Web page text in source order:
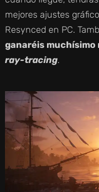
mejores ajustes
Resynced en PC.
ganaréis
ray-tracing.